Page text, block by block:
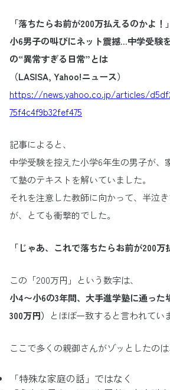
「落ちたらお前が200万払えるのかよ！」
小6男子の叫びにネット震撼…中学受験
の“異常すぎる日常”とは
（LASISA, Yahoo!ニュース）
https://news.yahoo.co.jp/articles/
75f4c4f9b32fef475
記事によると、
中学受験を控えた小学6年生の男子が、
て塾のテキストを解いていました。
それを注意した教師に向かって、半泣
が、とても衝撃的でした。
「じゃあ、これで落ちたらお前が200万
この「200万円」という数字は、
小4〜小6の3年間、大手進学塾に通った
300万円） とほぼ一致すると言われてい
ここで多くの親御さんがゾッとしたのは
「特殊な家庭の話」ではなく